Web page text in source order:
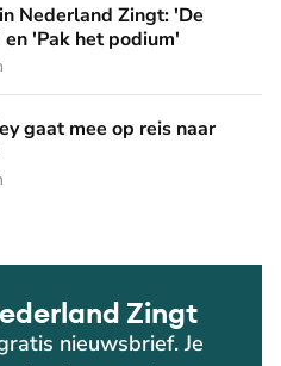
'De sterke vrouw' en 'Pak
Nederland Zingt: 'De
'Pak het podium'
reis naar Denemarken!
gaat mee op reis naar
Zingt
nieuwsbrief. Je